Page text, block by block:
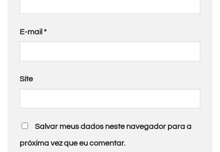
E-mail *
Site
Salvar meus dados neste navegador para a
próxima vez que eu comentar.